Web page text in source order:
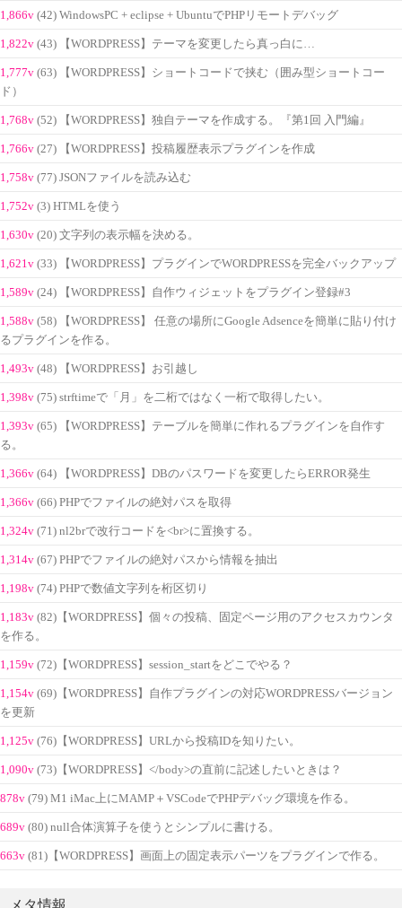
1,866v (42) WindowsPC + eclipse + UbuntuでPHPリモートデバッグ
1,822v (43) 【WORDPRESS】テーマを変更したら真っ白に…
1,777v (63) 【WORDPRESS】ショートコードで挟む（囲み型ショートコー
ド）
1,768v (52) 【WORDPRESS】独自テーマを作成する。『第1回 入門編』
1,766v (27) 【WORDPRESS】投稿履歴表示プラグインを作成
1,758v (77) JSONファイルを読み込む
1,752v (3) HTMLを使う
1,630v (20) 文字列の表示幅を決める。
1,621v (33) 【WORDPRESS】プラグインでWORDPRESSを完全バックアップ
1,589v (24) 【WORDPRESS】自作ウィジェットをプラグイン登録#3
1,588v (58) 【WORDPRESS】 任意の場所にGoogle Adsenceを簡単に貼り付け
るプラグインを作る。
1,493v (48) 【WORDPRESS】お引越し
1,398v (75) strftimeで「月」を二桁ではなく一桁で取得したい。
1,393v (65) 【WORDPRESS】テーブルを簡単に作れるプラグインを自作す
る。
1,366v (64) 【WORDPRESS】DBのパスワードを変更したらERROR発生
1,366v (66) PHPでファイルの絶対パスを取得
1,324v (71) nl2brで改行コードを<br>に置換する。
1,314v (67) PHPでファイルの絶対パスから情報を抽出
1,198v (74) PHPで数値文字列を桁区切り
1,183v (82)【WORDPRESS】個々の投稿、固定ページ用のアクセスカウンタ
を作る。
1,159v (72)【WORDPRESS】session_startをどこでやる？
1,154v (69)【WORDPRESS】自作プラグインの対応WORDPRESSバージョン
を更新
1,125v (76)【WORDPRESS】URLから投稿IDを知りたい。
1,090v (73)【WORDPRESS】</body>の直前に記述したいときは？
878v (79) M1 iMac上にMAMP＋VSCodeでPHPデバッグ環境を作る。
689v (80) null合体演算子を使うとシンプルに書ける。
663v (81)【WORDPRESS】画面上の固定表示パーツをプラグインで作る。